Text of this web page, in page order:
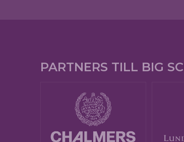
PARTNERS TILL BIG